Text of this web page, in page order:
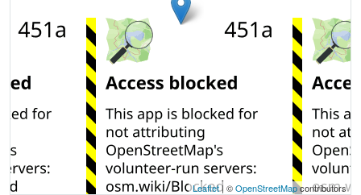
Leaflet| ©OpenStreetMapcontributors